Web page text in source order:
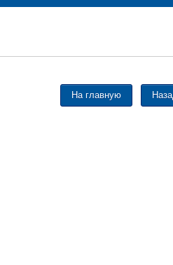
На главную